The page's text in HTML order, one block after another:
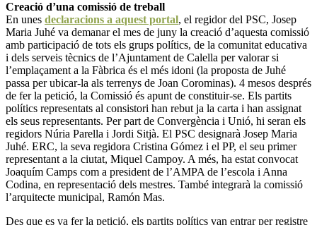
Creació d’una comissió de treball
En unes declaracions a aquest portal, el regidor del PSC, Josep
Maria Juhé va demanar el mes de juny la creació d’aquesta comissió
amb participació de tots els grups polítics, de la comunitat educativa
i dels serveis tècnics de l’Ajuntament de Calella per valorar si
l’emplaçament a la Fàbrica és el més idoni (la proposta de Juhé
passa per ubicar-la als terrenys de Joan Corominas). 4 mesos després
de fer la petició, la Comissió és apunt de constituir-se. Els partits
polítics representats al consistori han rebut ja la carta i han assignat
els seus representants. Per part de Convergència i Unió, hi seran els
regidors Núria Parella i Jordi Sitjà. El PSC designarà Josep Maria
Juhé. ERC, la seva regidora Cristina Gómez i el PP, el seu primer
representant a la ciutat, Miquel Campoy. A més, ha estat convocat
Joaquím Camps com a president de l’AMPA de l’escola i Anna
Codina, en representació dels mestres. També integrarà la comissió
l’arquitecte municipal, Ramón Mas.
Des que es va fer la petició, els partits polítics van entrar per registre